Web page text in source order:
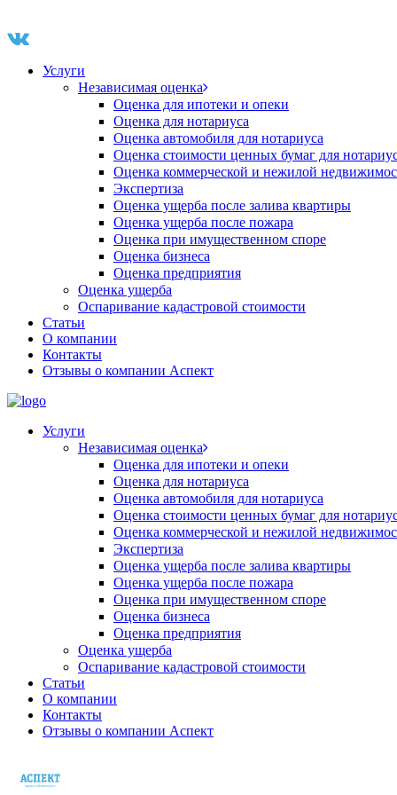
Услуги
Независимая оценка
Оценка для ипотеки и опеки
Оценка для нотариуса
Оценка автомобиля для нотариуса
Оценка стоимости ценных бумаг для
Оценка коммерческой и нежилой
Экспертиза
Оценка ущерба после залива квартиры
Оценка ущерба после пожара
Оценка при имущественном споре
Оценка бизнеса
Оценка предприятия
Оценка ущерба
Оспаривание кадастровой стоимости
Статьи
О компании
Контакты
Отзывы о компании Аспект
Услуги
Независимая оценка
Оценка для ипотеки и опеки
Оценка для нотариуса
Оценка автомобиля для нотариуса
Оценка стоимости ценных бумаг для
Оценка коммерческой и нежилой
Экспертиза
Оценка ущерба после залива квартиры
Оценка ущерба после пожара
Оценка при имущественном споре
Оценка бизнеса
Оценка предприятия
Оценка ущерба
Оспаривание кадастровой стоимости
Статьи
О компании
Контакты
Отзывы о компании Аспект